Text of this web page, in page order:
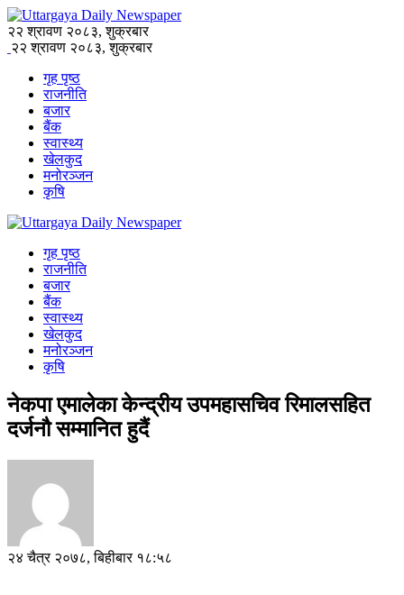
२२ श्रावण २०८३, शुक्रबार
२२ श्रावण २०८३, शुक्रबार
गृह पृष्ठ
राजनीति
बजार
बैंक
स्वास्थ्य
खेलकुद
मनोरञ्जन
कृषि
गृह पृष्ठ
राजनीति
बजार
बैंक
स्वास्थ्य
खेलकुद
मनोरञ्जन
कृषि
नेकपा एमालेका केन्द्रीय उपमहासचिव रिमालसहित
दर्जनौ सम्मानित हुदैं
२४ चैत्र २०७८, बिहीबार १८:५८